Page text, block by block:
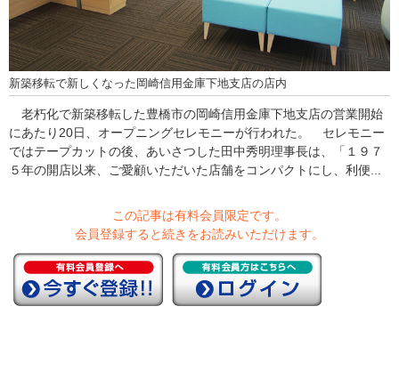
新築移転で新しくなった岡崎信用金庫下地支店の店内
老朽化で新築移転した豊橋市の岡崎信用金庫下地支店の営業開始
にあたり20日、オープニングセレモニーが行われた。 セレモニー
ではテープカットの後、あいさつした田中秀明理事長は、「１９７
５年の開店以来、ご愛顧いただいた店舗をコンパクトにし、利便...
この記事は有料会員限定です。
会員登録すると続きをお読みいただけます。